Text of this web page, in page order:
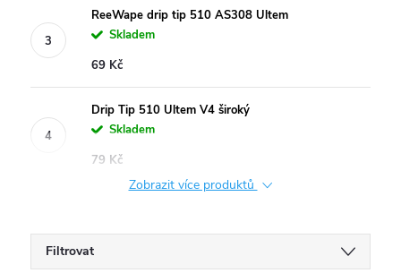
ReeWape drip tip 510 AS308 Ultem
Skladem
69 Kč
Drip Tip 510 Ultem V4 široký
Skladem
79 Kč
Zobrazit více produktů
Filtrovat